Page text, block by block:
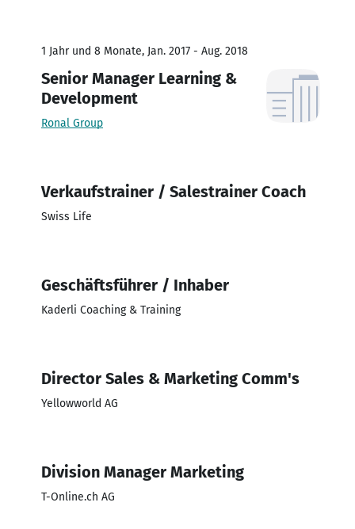
1 Jahr und 8 Monate, Jan. 2017 - Aug. 2018
Senior Manager Learning &
Development
Ronal Group
Verkaufstrainer / Salestrainer Coach
Swiss Life
Geschäftsführer / Inhaber
Kaderli Coaching & Training
Director Sales & Marketing Comm's
Yellowworld AG
Division Manager Marketing
T-Online.ch AG